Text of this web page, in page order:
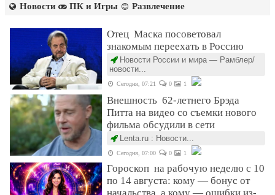
Новости ПК и Игры Развлечение
Отец Маска посоветовал
знакомым переехать в Россию
Новости России и мира — Рамблер/
новости...
Сегодня, 07:21 0 1
Внешность 62-летнего Брэда
Питта на видео со съемки нового
фильма обсудили в сети
Lenta.ru : Новости...
Сегодня, 07:00 0 1
Гороскоп на рабочую неделю с 10
по 14 августа: кому — бонус от